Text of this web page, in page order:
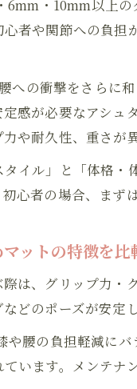
6mm・10mm以上
者や関節への負
への衝撃をさらに
感が必要なアシュ
や耐久性、重さが
イル」と「体格
心者の場合、まず
ットの特徴を比
は、グリップ力
どのポーズが安定
や腰の負担軽減に
います。メンテ